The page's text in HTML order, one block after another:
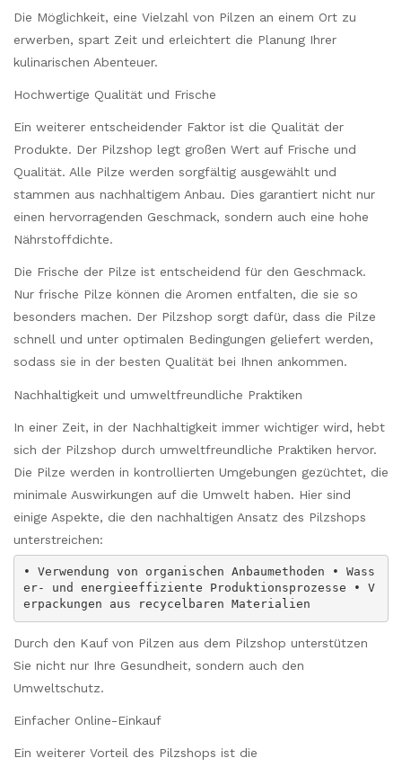
Die Möglichkeit, eine Vielzahl von Pilzen an einem Ort zu
erwerben, spart Zeit und erleichtert die Planung Ihrer
kulinarischen Abenteuer.
Hochwertige Qualität und Frische
Ein weiterer entscheidender Faktor ist die Qualität der
Produkte. Der Pilzshop legt großen Wert auf Frische und
Qualität. Alle Pilze werden sorgfältig ausgewählt und
stammen aus nachhaltigem Anbau. Dies garantiert nicht nur
einen hervorragenden Geschmack, sondern auch eine hohe
Nährstoffdichte.
Die Frische der Pilze ist entscheidend für den Geschmack.
Nur frische Pilze können die Aromen entfalten, die sie so
besonders machen. Der Pilzshop sorgt dafür, dass die Pilze
schnell und unter optimalen Bedingungen geliefert werden,
sodass sie in der besten Qualität bei Ihnen ankommen.
Nachhaltigkeit und umweltfreundliche Praktiken
In einer Zeit, in der Nachhaltigkeit immer wichtiger wird, hebt
sich der Pilzshop durch umweltfreundliche Praktiken hervor.
Die Pilze werden in kontrollierten Umgebungen gezüchtet, die
minimale Auswirkungen auf die Umwelt haben. Hier sind
einige Aspekte, die den nachhaltigen Ansatz des Pilzshops
unterstreichen:
• Verwendung von organischen Anbaumethoden • Wass
er- und energieeffiziente Produktionsprozesse • V
erpackungen aus recycelbaren Materialien
Durch den Kauf von Pilzen aus dem Pilzshop unterstützen
Sie nicht nur Ihre Gesundheit, sondern auch den
Umweltschutz.
Einfacher Online-Einkauf
Ein weiterer Vorteil des Pilzshops ist die